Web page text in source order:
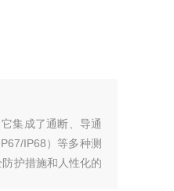
集成了通断、导通
IP68）等多种测
护措施和人性化的